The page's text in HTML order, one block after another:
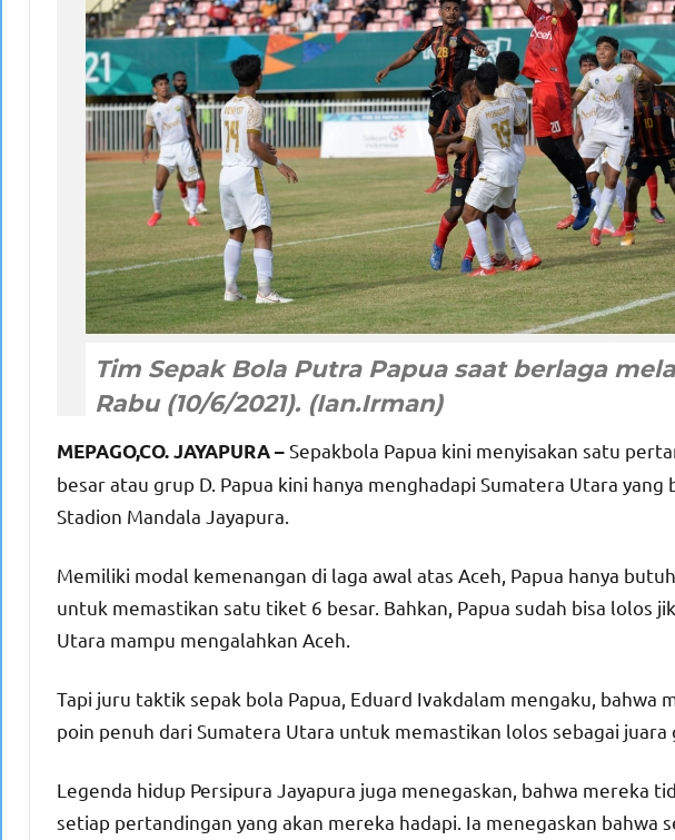
MEPAGO,CO. JAYAPURA –Sepakbola Papua kini menyisakan satu
besar atau grup D. Papua kini hanya menghadapi Sumatera Utara
Stadion Mandala Jayapura.
Memiliki modal kemenangan di laga awal atas Aceh, Papua hanya
untuk memastikan satu tiket 6 besar. Bahkan, Papua sudah bisa lolos
Utara mampu mengalahkan Aceh.
Tapi juru taktik sepak bola Papua, Eduard Ivakdalam mengaku, bahwa
poin penuh dari Sumatera Utara untuk memastikan lolos sebagai juara
Legenda hidup Persipura Jayapura juga menegaskan, bahwa mereka
setiap pertandingan yang akan mereka hadapi. Ia menegaskan bahwa